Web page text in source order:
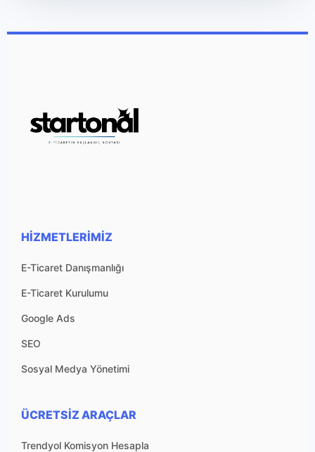
HIZMETLERIMIZ
E-Ticaret Danışmanlığı
E-Ticaret Kurulumu
Google Ads
SEO
Sosyal Medya Yönetimi
ÜCRETSIZ ARAÇLAR
Trendyol Komisyon Hesapla